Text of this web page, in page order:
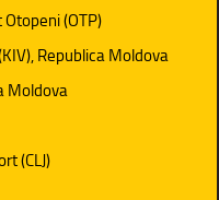
(OTP)
Republica Moldova
Moldova
(CLJ)